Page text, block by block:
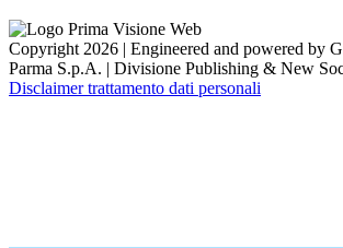
Copyright 2026 | Engineered and powered by
Parma S.p.A. | Divisione Publishing & New
Disclaimer trattamento dati personali